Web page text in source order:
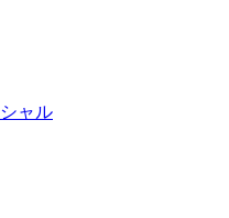
ャル